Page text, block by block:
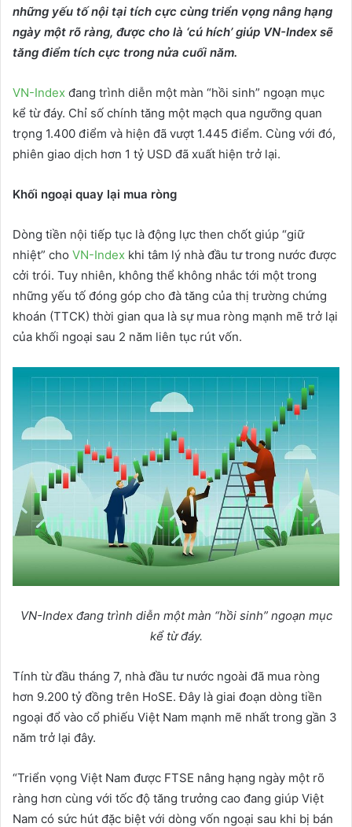
những yếu tố nội tại tích cực cùng triển vọng nâng hạng
ngày một rõ ràng, được cho là ‘cú hích’ giúp VN-Index sẽ
tăng điểm tích cực trong nửa cuối năm.
VN-Index đang trình diễn một màn “hồi sinh” ngoạn mục
kể từ đáy. Chỉ số chính tăng một mạch qua ngưỡng quan
trọng 1.400 điểm và hiện đã vượt 1.445 điểm. Cùng với đó,
phiên giao dịch hơn 1 tỷ USD đã xuất hiện trở lại.
Khối ngoại quay lại mua ròng
Dòng tiền nội tiếp tục là động lực then chốt giúp “giữ
nhiệt” cho VN-Index khi tâm lý nhà đầu tư trong nước được
cởi trói. Tuy nhiên, không thể không nhắc tới một trong
những yếu tố đóng góp cho đà tăng của thị trường chứng
khoán (TTCK) thời gian qua là sự mua ròng mạnh mẽ trở lại
của khối ngoại sau 2 năm liên tục rút vốn.
VN-Index đang trình diễn một màn “hồi sinh” ngoạn mục
kể từ đáy.
Tính từ đầu tháng 7, nhà đầu tư nước ngoài đã mua ròng
hơn 9.200 tỷ đồng trên HoSE. Đây là giai đoạn dòng tiền
ngoại đổ vào cổ phiếu Việt Nam mạnh mẽ nhất trong gần 3
năm trở lại đây.
“Triển vọng Việt Nam được FTSE nâng hạng ngày một rõ
ràng hơn cùng với tốc độ tăng trưởng cao đang giúp Việt
Nam có sức hút đặc biệt với dòng vốn ngoại sau khi bị bán